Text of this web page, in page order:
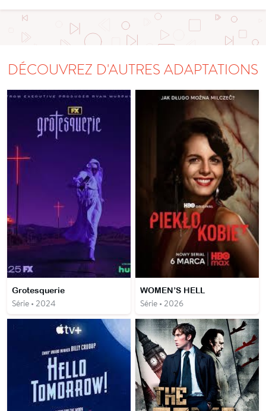
DÉCOUVREZ D'AUTRES ADAPTATIONS
Grotesquerie
Série • 2024
WOMEN’S HELL
Série • 2026